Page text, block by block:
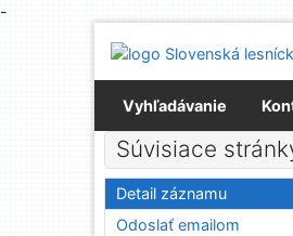
-
Prejsť na menu
Prehlásenie o
Vyhľadávanie
Súvisiace
Detail záznamu
Odoslať emailom